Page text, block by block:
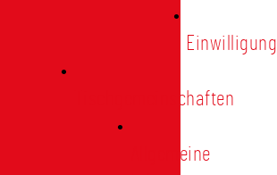
Einwilligung
Tischgemeinschaften
Allgemeine